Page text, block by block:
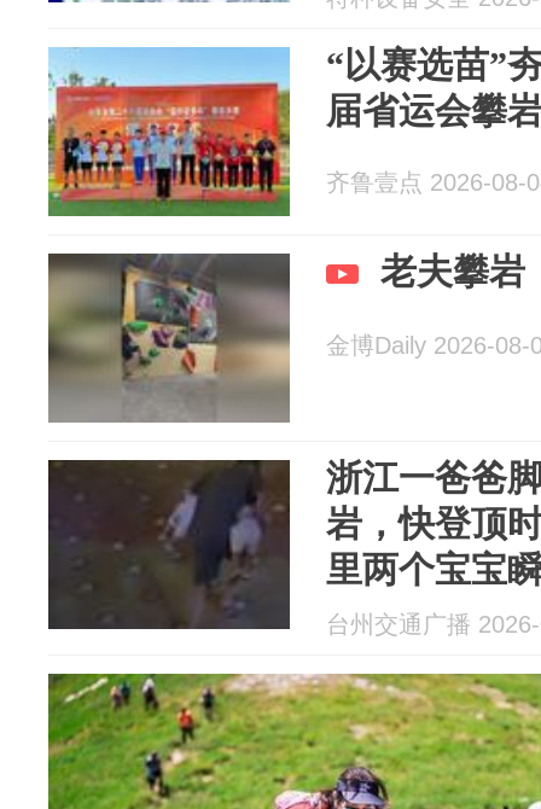
“以赛选苗”
届省运会攀
齐鲁壹点 2026-08-
老夫攀岩
金博Daily 2026-08-
浙江一爸爸
岩，快登顶
里两个宝宝
些充当“人肉
台州交通广播